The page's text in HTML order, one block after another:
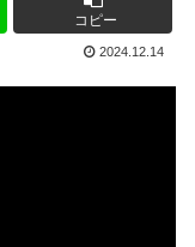
コピー
2024.12.14